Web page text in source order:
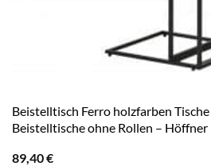
Beistelltisch Ferro holzfarben
Beistelltische ohne Rollen – Höffner
89,40€